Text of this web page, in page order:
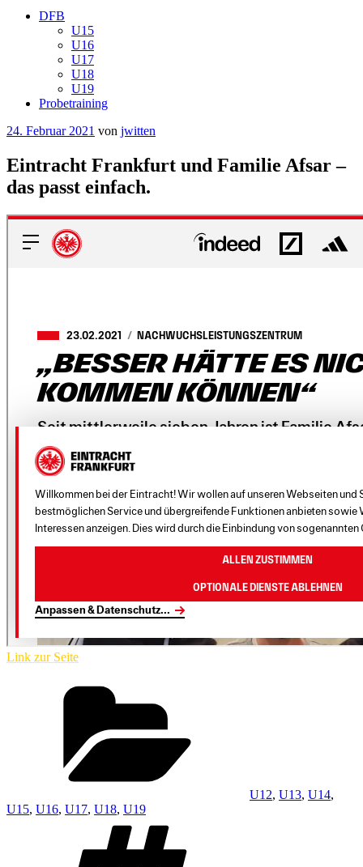
DFB
U15
U16
U17
U18
U19
Probetraining
Veröffentlicht
24. Februar 2021 von jwitten
Eintracht Frankfurt und Familie Afsar –
das passt einfach.
Link zur Seite
U12, U13, U14,
U15, U16, U17, U18, U19